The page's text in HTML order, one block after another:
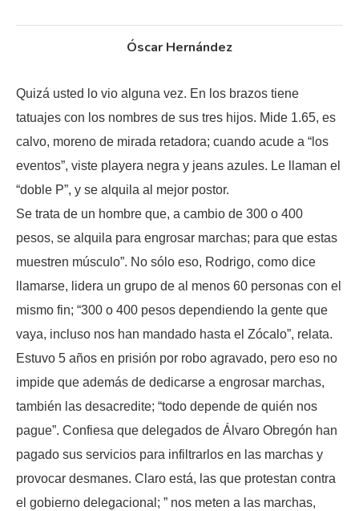
Óscar Hernández
Quizá usted lo vio alguna vez. En los brazos tiene
tatuajes con los nombres de sus tres hijos. Mide 1.65, es
calvo, moreno de mirada retadora; cuando acude a “los
eventos”, viste playera negra y jeans azules. Le llaman el
“doble P”, y se alquila al mejor postor.
Se trata de un hombre que, a cambio de 300 o 400
pesos, se alquila para engrosar marchas; para que estas
muestren músculo”. No sólo eso, Rodrigo, como dice
llamarse, lidera un grupo de al menos 60 personas con el
mismo fin; “300 o 400 pesos dependiendo la gente que
vaya, incluso nos han mandado hasta el Zócalo”, relata.
Estuvo 5 años en prisión por robo agravado, pero eso no
impide que además de dedicarse a engrosar marchas,
también las desacredite; “todo depende de quién nos
pague”. Confiesa que delegados de Álvaro Obregón han
pagado sus servicios para infiltrarlos en las marchas y
provocar desmanes. Claro está, las que protestan contra
el gobierno delegacional; ” nos meten a las marchas,